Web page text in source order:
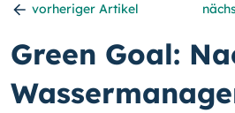
vorheriger Artikel
Green Goal: